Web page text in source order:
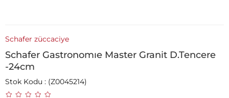
Schafer züccaciye
Schafer Gastronomıe Master Granit D.Tencere
-24cm
Stok Kodu (Z0045214)